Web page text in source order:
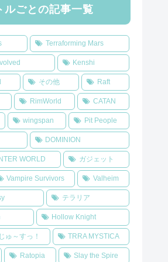
ルごとの記事一覧
Terraforming Mars
Kenshi
その他 Raft
RimWorld CATAN
wingspan Pit People
DOMINION
WORLD ガジェット
Vampire Survivors Valheim
テラリア
Hollow Knight
ゅ～すっ！ TRRA MYSTICA
Ratopia Slay the Spire